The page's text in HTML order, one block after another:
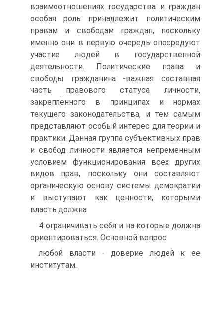
взаимоотношениях государства и граждан
особая роль принадлежит политическим
правам и свободам граждан, поскольку
именно они в первую очередь опосредуют
участие людей в государственной
деятельности. Политические права и
свободы гражданина -важная составная
часть правового статуса личности,
закреплённого в принципах и нормах
текущего законодательства, и тем самым
представляют особый интерес для теории и
практики. Данная группа субъективных прав
и свобод личности является непременным
условием функционирования всех других
видов прав, поскольку они составляют
органическую основу системы демократии
и выступают как ценности, которыми
власть должна
4 ограничивать себя и на которые должна
ориентироваться. Основной вопрос
любой власти - доверие людей к ее
институтам.